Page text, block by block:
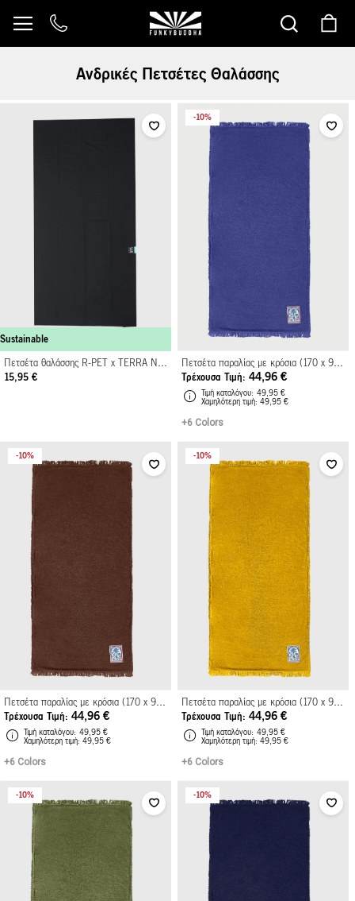
στο
Sustainable
Πετσέτα θαλάσσης R-PET x TERRA NATION με θήκη 160x80cm
15,95 €
10%
Πετσέτα παραλίας με κρόσια (170 x 91 εκ.)
Τρέχουσα Τιμή
44,96 €
Τιμή καταλόγου
49,95 €
Xαμηλότερη τιμή 49,95 €
+6 Colors
10%
Τρέχουσα Τιμή
44,96 €
Τιμή καταλόγου
49,95 €
Xαμηλότερη τιμή 49,95 €
+6 Colors
10%
Τρέχουσα Τιμή
44,96 €
Τιμή καταλόγου
49,95 €
Xαμηλότερη τιμή 49,95 €
+6 Colors
10% 10%
Ανδρικές Πετσέτες Θαλάσσης